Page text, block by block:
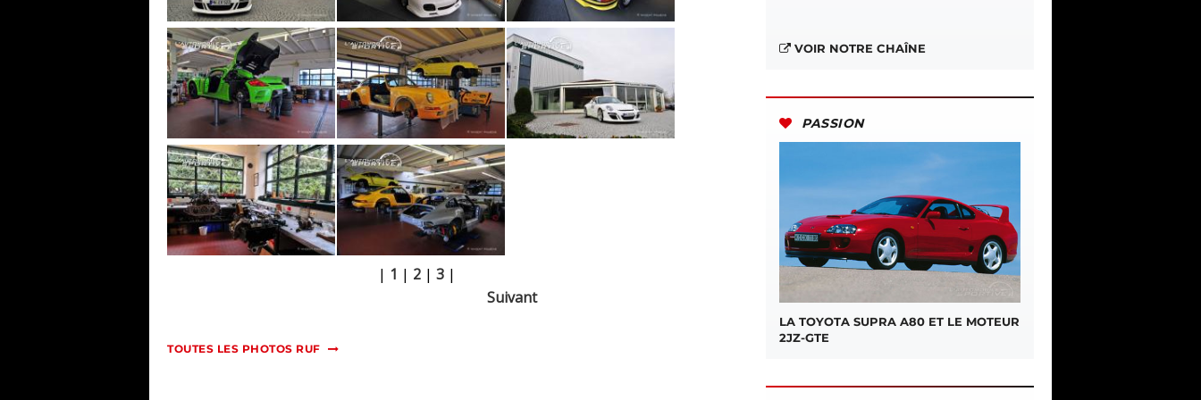
| 1 | 2 | 3 |
Suivant
TOUTES LES PHOTOS RUF
VOIR NOTRE CHAÎNE
PASSION
LA TOYOTA SUPRA A80 ET LE MOTEUR
2JZ-GTE